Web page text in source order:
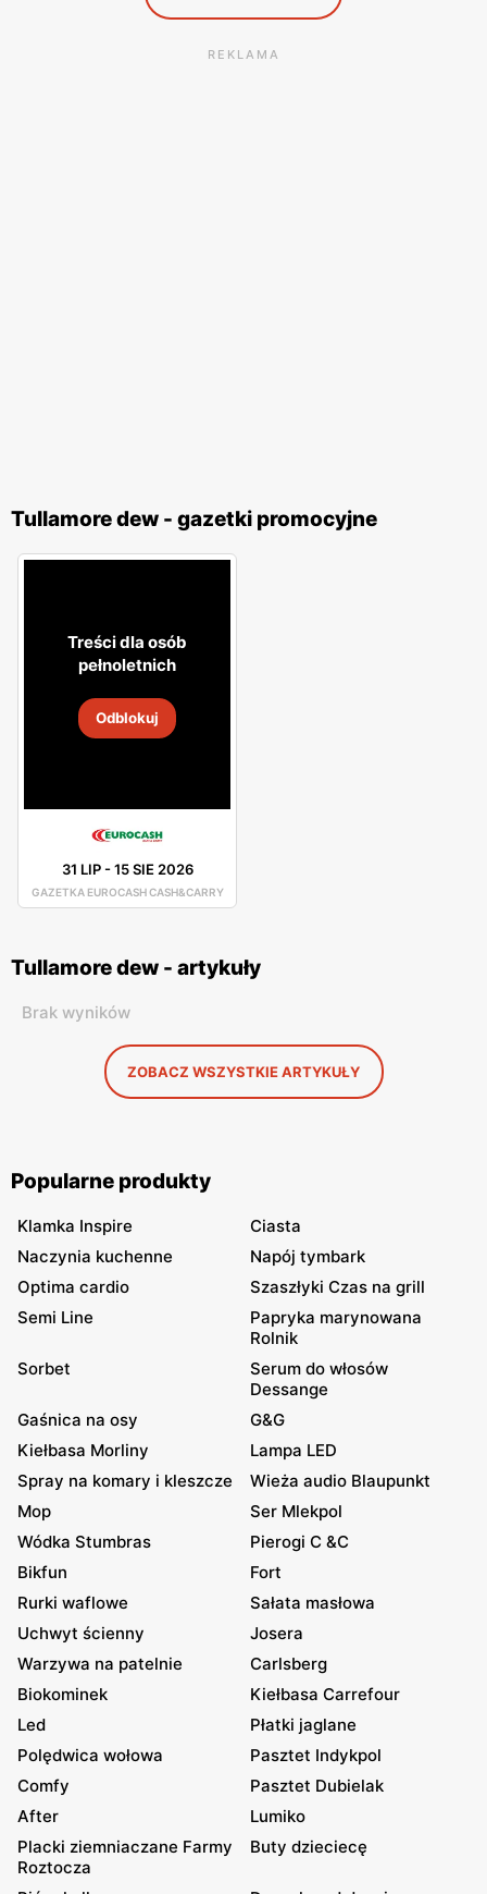
REKLAMA
Tullamore dew - gazetki promocyjne
Treści dla osób
pełnoletnich
Odblokuj
31 LIP-15 SIE 2026
GAZETKA EUROCASH CASH&CARRY
Tullamore dew - artykuły
Brak wyników
ZOBACZ WSZYSTKIE ARTYKUŁY
Popularne produkty
Klamka Inspire
Ciasta
Naczynia kuchenne
Napój tymbark
Optima cardio
Szaszłyki Czas na grill
Semi Line
Papryka marynowana
Rolnik
Sorbet
Serum do włosów
Dessange
Gaśnica na osy
G&G
Kiełbasa Morliny
Lampa LED
Spray na komary i kleszcze
Wieża audio Blaupunkt
Mop
Ser Mlekpol
Wódka Stumbras
Pierogi C &C
Bikfun
Fort
Rurki waflowe
Sałata masłowa
Uchwyt ścienny
Josera
Warzywa na patelnie
Carlsberg
Biokominek
Kiełbasa Carrefour
Led
Płatki jaglane
Polędwica wołowa
Pasztet Indykpol
Comfy
Pasztet Dubielak
After
Lumiko
Placki ziemniaczane Farmy
Roztocza
Buty dzieciecę